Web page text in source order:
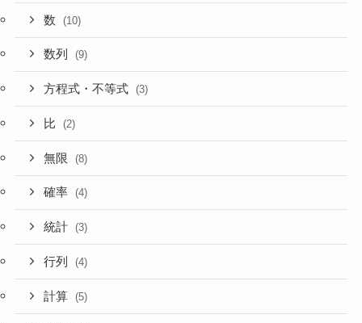
数 (10)
数列 (9)
方程式・不等式 (3)
比 (2)
無限 (8)
確率 (4)
統計 (3)
行列 (4)
計算 (5)